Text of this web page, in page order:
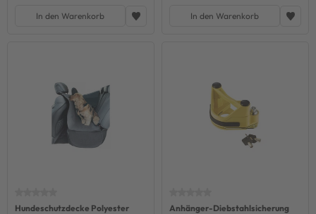
In den Warenkorb In den Warenkorb
Hundeschutzdecke Polyester
Anhänger-Diebstahlsicherung